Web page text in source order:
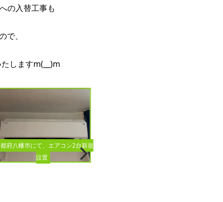
の入替工事も
で、
しますm(__)m
府八幡市にて、エアコン2台新規
設置